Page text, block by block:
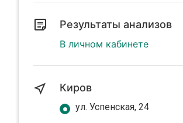
Результаты анализов
В личном кабинете
Киров
ул. Успенская, 24